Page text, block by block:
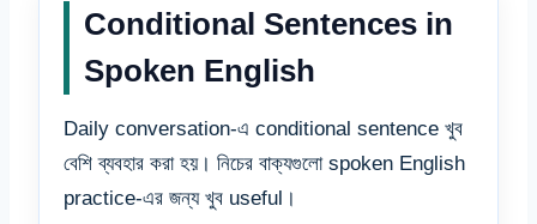
Conditional Sentences in
Spoken English
Daily conversation-এ conditional sentence খুব
বেশি ব্যবহার করা হয়। নিচের বাক্যগুলো spoken English
practice-এর জন্য খুব useful।